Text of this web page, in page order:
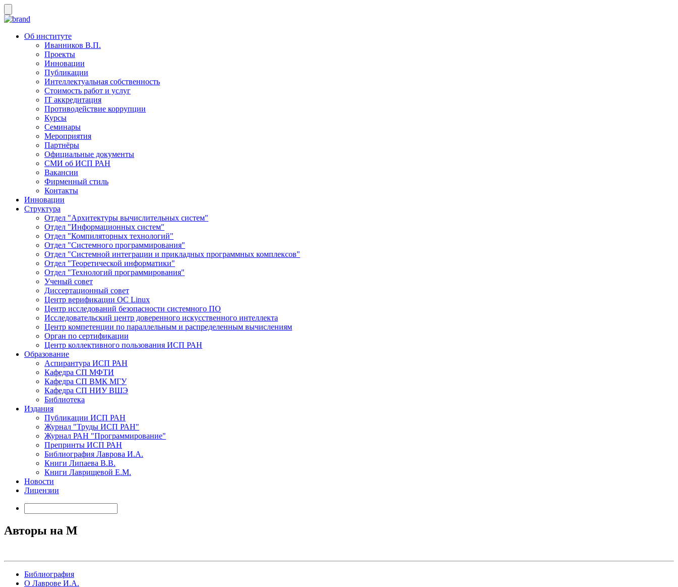
Об институте
Иванников В.П.
Проекты
Инновации
Публикации
Интеллектуальная собственность
Стоимость работ и услуг
IT аккредитация
Противодействие коррупции
Курсы
Семинары
Мероприятия
Партнёры
Официальные документы
СМИ об ИСП РАН
Вакансии
Фирменный стиль
Контакты
Инновации
Структура
Отдел "Архитектуры вычислительных систем"
Отдел "Информационных систем"
Отдел "Компиляторных технологий"
Отдел "Системного программирования"
Отдел "Системной интеграции и прикладных программных комплексов"
Отдел "Теоретической информатики"
Отдел "Технологий программирования"
Ученый совет
Диссертационный совет
Центр верификации ОС Linux
Центр исследований безопасности системного ПО
Исследовательский центр доверенного искусственного интеллекта
Центр компетенции по параллельным и распределенным вычислениям
Орган по сертификации
Центр коллективного пользования ИСП РАН
Образование
Аспирантура ИСП РАН
Кафедра СП МФТИ
Кафедра СП ВМК МГУ
Кафедра СП НИУ ВШЭ
Библиотека
Издания
Публикации ИСП РАН
Журнал "Труды ИСП РАН"
Журнал РАН "Программирование"
Препринты ИСП РАН
Библиография Лаврова И.А.
Книги Липаева В.В.
Книги Лаврищевой Е.М.
Новости
Лицензии
Авторы на M
Библиография
О Лаврове И.А.